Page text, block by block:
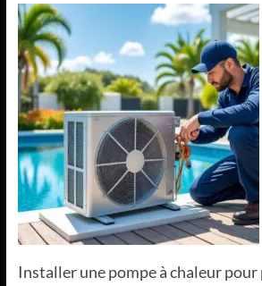
Installer une pompe à chaleur pour